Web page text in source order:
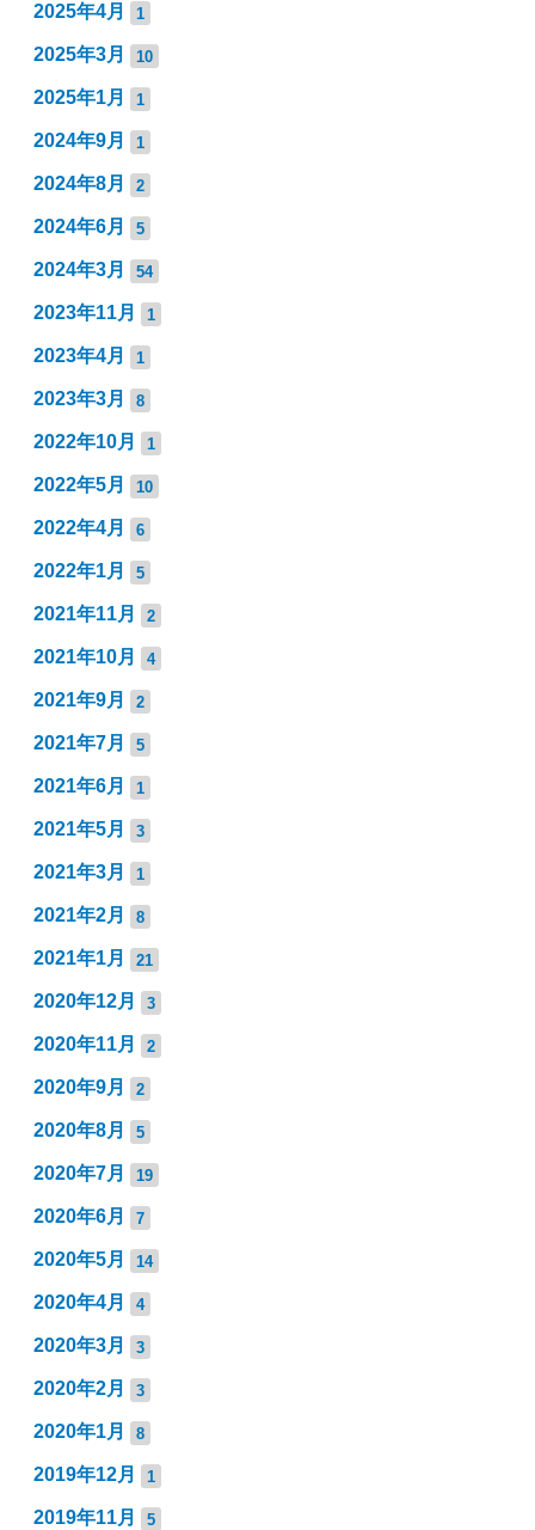
2025年4月 1
2025年3月 10
2025年1月 1
2024年9月 1
2024年8月 2
2024年6月 5
2024年3月 54
2023年11月 1
2023年4月 1
2023年3月 8
2022年10月 1
2022年5月 10
2022年4月 6
2022年1月 5
2021年11月 2
2021年10月 4
2021年9月 2
2021年7月 5
2021年6月 1
2021年5月 3
2021年3月 1
2021年2月 8
2021年1月 21
2020年12月 3
2020年11月 2
2020年9月 2
2020年8月 5
2020年7月 19
2020年6月 7
2020年5月 14
2020年4月 4
2020年3月 3
2020年2月 3
2020年1月 8
2019年12月 1
2019年11月 5